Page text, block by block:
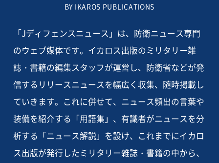
BY IKAROS PUBLICATIONS
「Jディフェンスニュース」は、防衛ニュース専門
のウェブ媒体です。イカロス出版のミリタリー雑
誌・書籍の編集スタッフが運営し、防衛省などが発
信するリリースニュースを幅広く収集、随時掲載し
ていきます。これに併せて、ニュース頻出の言葉や
装備を紹介する「用語集」、有識者がニュースを分
析する「ニュース解説」を設け、これまでにイカロ
ス出版が発行したミリタリー雑誌・書籍の中から、